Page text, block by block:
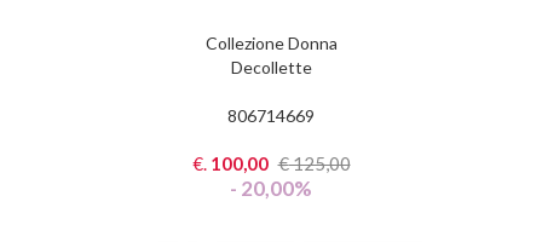
Collezione Donna
Decollette
806714669
€.100,00 €125,00
- 20,00%